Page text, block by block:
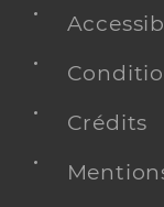
Crédits